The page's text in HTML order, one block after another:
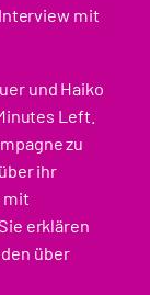
mit
und Haiko
Left.
zu
ihr
mit
erklären
über